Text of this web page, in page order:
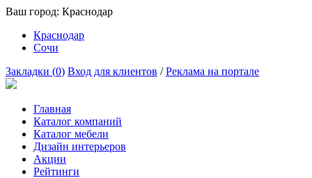
Ваш город: Краснодар
Краснодар
Сочи
Закладки (0) Вход для клиентов /Реклама на портале
Главная
Каталог компаний
Каталог мебели
Дизайн интерьеров
Акции
Рейтинги